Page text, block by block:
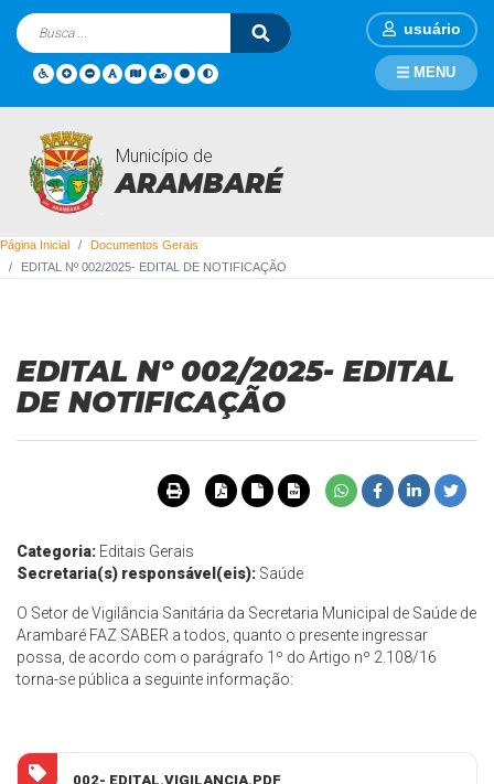
usuário
Município de
ARAMBARÉ
MENU
Documentos Gerais
Página Inicial
Documentos Gerais
EDITAL Nº 002/2025- EDITAL DE NOTIFICAÇÃO
EDITAL Nº 002/2025- EDITAL
DE NOTIFICAÇÃO
Categoria: Editais Gerais
Secretaria(s) responsável(eis): Saúde
O Setor de Vigilância Sanitária da Secretaria Municipal de Saúde de
Arambaré FAZ SABER a todos, quanto o presente ingressar
possa, de acordo com o parágrafo 1º do Artigo nº 2.108/16
torna-se pública a seguinte informação:
002- EDITAL.VIGILANCIA.PDF